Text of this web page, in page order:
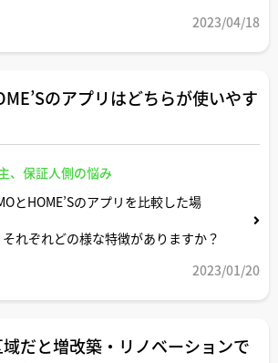
2023/04/18
のアプリはどちらが使いやす
、保証人側の悩み
とHOME’Sのアプリを比較した場
れぞれどの様な特徴がありますか？
2023/01/20
だと増改築・リノベーションで